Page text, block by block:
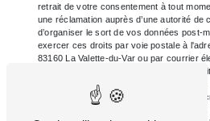
retrait de votre consentement à tout
une réclamation auprès d’une autorité de
d’organiser le sort de vos données post-
exercer ces droits par voie postale à
83160 La Valette-du-Var ou par courrier
chantal.piga@neuf.fr. Un justificatif
demandé. Nous conservons vos
de contact puis pendant la durée de
probatoires et de gestion des